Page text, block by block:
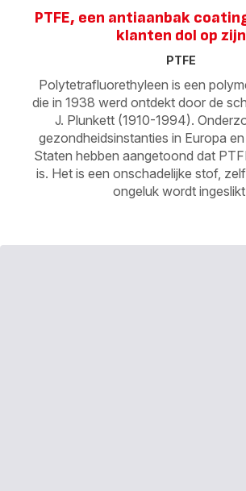
PTFE, een antiaanbak
klanten dol op zijn
PTFE
Polytetrafluorethyleen is een
die in 1938 werd ontdekt door de
J. Plunkett (1910-1994).
gezondheidsinstanties in Europa
Staten hebben aangetoond dat
is. Het is een onschadelijke stof,
ongeluk wordt